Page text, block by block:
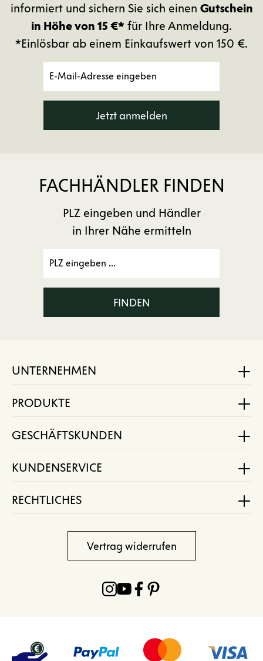
informiert und sichern Sie sich einen Gutschein
in Höhe von 15 €* für Ihre Anmeldung.
*Einlösbar ab einem Einkaufswert von 150 €.
Jetzt anmelden
FACHHÄNDLER FINDEN
PLZ eingeben und Händler
in Ihrer Nähe ermitteln
FINDEN
UNTERNEHMEN
PRODUKTE
GESCHÄFTSKUNDEN
KUNDENSERVICE
RECHTLICHES
Vertrag widerrufen